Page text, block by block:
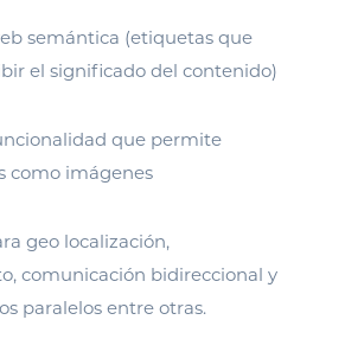
semántica (etiquetas que
el significado del contenido)
que permite
como imágenes
geo localización,
comunicación bidireccional y
paralelos entre otras.